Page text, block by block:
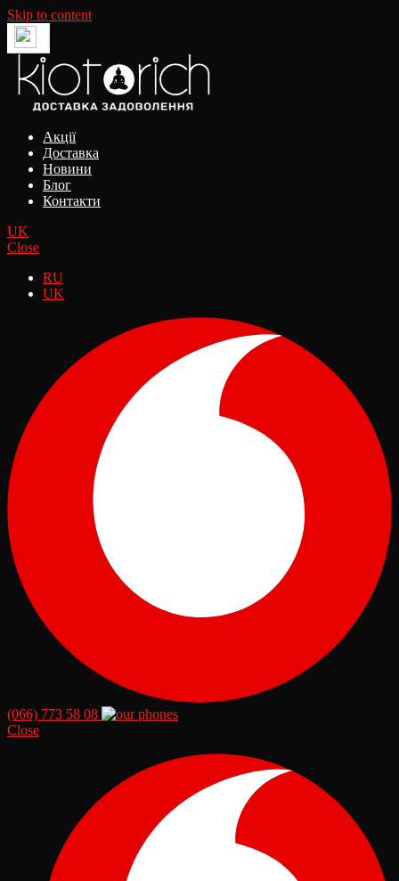
Skip to content
Акції
Доставка
Новини
Блог
Контакти
UK
Close
RU
UK
(066) 773 58 08
Close